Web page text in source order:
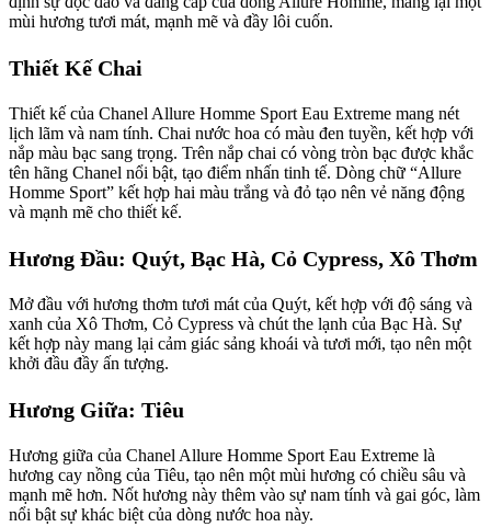
mùi hương tươi mát, mạnh mẽ và đầy lôi cuốn.
Thiết Kế Chai
Thiết kế của Chanel Allure Homme Sport Eau Extreme mang nét
lịch lãm và nam tính. Chai nước hoa có màu đen tuyền, kết hợp với
nắp màu bạc sang trọng. Trên nắp chai có vòng tròn bạc được khắc
tên hãng Chanel nổi bật, tạo điểm nhấn tinh tế. Dòng chữ “Allure
Homme Sport” kết hợp hai màu trắng và đỏ tạo nên vẻ năng động
và mạnh mẽ cho thiết kế.
Hương Đầu: Quýt, Bạc Hà, Cỏ Cypress, Xô Thơm
Mở đầu với hương thơm tươi mát của Quýt, kết hợp với độ sáng và
xanh của Xô Thơm, Cỏ Cypress và chút the lạnh của Bạc Hà. Sự
kết hợp này mang lại cảm giác sảng khoái và tươi mới, tạo nên một
khởi đầu đầy ấn tượng.
Hương Giữa: Tiêu
Hương giữa của Chanel Allure Homme Sport Eau Extreme là
hương cay nồng của Tiêu, tạo nên một mùi hương có chiều sâu và
mạnh mẽ hơn. Nốt hương này thêm vào sự nam tính và gai góc, làm
nổi bật sự khác biệt của dòng nước hoa này.